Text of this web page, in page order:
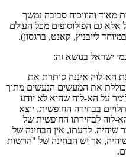
מאוד והוויכוח סביבה נמשך
גם הפילוסופים מכל העולם
לייבניץ, קאנט, ברגסון).
ישראל בנושא זה:
הא-לוה איננה סותרת את
את המעשים הנעשים מתוך
על הא-לוה שהוא לא יודע
בבחירה החופשית. יוצא
לוה לבחירתו החופשית של
שיהיה. לדעתו, אין הבחינה של
שיהיה, אך יש הבחינה של "הרשות